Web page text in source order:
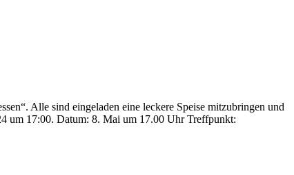
Alle sind eingeladen eine leckere Speise mitzubringen und
um 17:00. Datum: 8. Mai um 17.00 Uhr Treffpunkt: